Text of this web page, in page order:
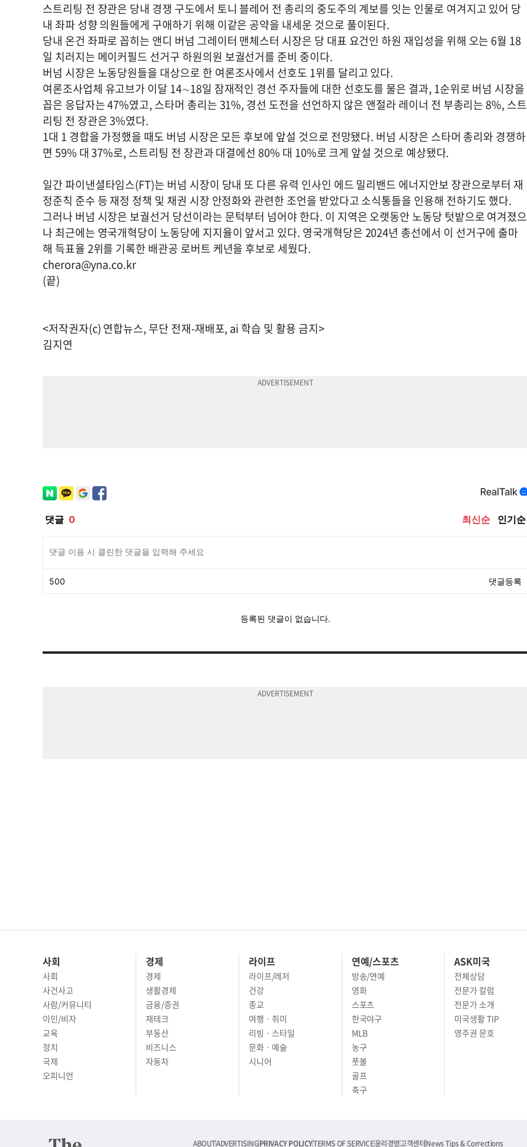
스트리팅 전 장관은 당내 경쟁 구도에서 토니 블레어 전 총리의 중도주의 계보를 잇는 인물로 여겨지고 있어 당
내 좌파 성향 의원들에게 구애하기 위해 이같은 공약을 내세운 것으로 풀이된다.
당내 온건 좌파로 꼽히는 앤디 버넘 그레이터 맨체스터 시장은 당 대표 요건인 하원 재입성을 위해 오는 6월 18
일 치러지는 메이커필드 선거구 하원의원 보궐선거를 준비 중이다.
버넘 시장은 노동당원들을 대상으로 한 여론조사에서 선호도 1위를 달리고 있다.
여론조사업체 유고브가 이달 14∼18일 잠재적인 경선 주자들에 대한 선호도를 물은 결과, 1순위로 버넘 시장을
꼽은 응답자는 47%였고, 스타머 총리는 31%, 경선 도전을 선언하지 않은 앤절라 레이너 전 부총리는 8%, 스트
리팅 전 장관은 3%였다.
1대 1 경합을 가정했을 때도 버넘 시장은 모든 후보에 앞설 것으로 전망됐다. 버넘 시장은 스타머 총리와 경쟁하
면 59% 대 37%로, 스트리팅 전 장관과 대결에선 80% 대 10%로 크게 앞설 것으로 예상됐다.
일간 파이낸셜타임스(FT)는 버넘 시장이 당내 또 다른 유력 인사인 에드 밀리밴드 에너지안보 장관으로부터 재
정준칙 준수 등 재정 정책 및 채권 시장 안정화와 관련한 조언을 받았다고 소식통들을 인용해 전하기도 했다.
그러나 버넘 시장은 보궐선거 당선이라는 문턱부터 넘어야 한다. 이 지역은 오랫동안 노동당 텃밭으로 여겨졌으
나 최근에는 영국개혁당이 노동당에 지지율이 앞서고 있다. 영국개혁당은 2024년 총선에서 이 선거구에 출마
해 득표율 2위를 기록한 배관공 로버트 케년을 후보로 세웠다.
cherora@yna.co.kr
(끝)
<저작권자(c) 연합뉴스, 무단 전재-재배포, ai 학습 및 활용 금지>
김지연
사회
사회
사건사고
사람/커뮤니티
이민/비자
교육
정치
국제
오피니언
경제
경제
생활경제
금융/증권
재테크
부동산
비즈니스
자동차
라이프
라이프/레저
건강
종교
여행 · 취미
리빙 · 스타일
문화 · 예술
시니어
연예/스포츠
방송/연예
영화
스포츠
한국야구
MLB
농구
풋볼
골프
축구
ASK미국
전체상담
전문가 칼럼
전문가 소개
미국생활 TIP
영주권 문호
ABOUTADVERTISINGPRIVACY POLICYTERMS OF SERVICE윤리경영고객센터News Tips & Corrections